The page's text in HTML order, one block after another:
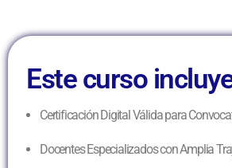
Este curso
Certificación Digital Válida para
Docentes Especializados con Amplia